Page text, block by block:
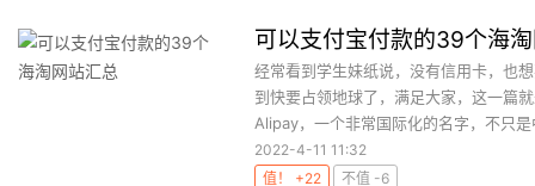
可以支付宝付款的39个海
经常看到学生妹纸说，没有信用卡，也
到快要占领地球了，满足大家，这一篇
Alipay，一个非常国际化的名字，不只
2022-4-11 11:32
值！ +22
不值 -6